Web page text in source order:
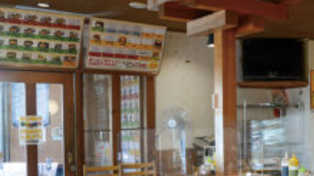
CULTURE
すべて
関西で開催。
おすすめの展覧会
おすすめの映画